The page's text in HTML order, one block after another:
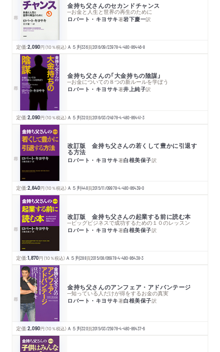
金持ち父さんのセカンドチャンス
─お金と人生と世界の再生のために
ロバート・キヨサキ著岩下慶一訳
定価:2,090円 （10％税込） Ａ５判336頁2016/09/23978-4-480-86446-8
金持ち父さんの「大金持ちの陰謀」
─お金についての８つの新ルールを学ぼう
ロバート・キヨサキ著井上純子訳
定価:2,090円 （10％税込） Ａ５判320頁2016/03/24978-4-480-86441-3
改訂版 金持ち父さんの若くして豊かに引退す
る方法
ロバート・キヨサキ著白根美保子訳
定価:2,640円 （10％税込） Ａ５判448頁2015/11/09978-4-480-86439-0
改訂版 金持ち父さんの起業する前に読む本
─ビッグビジネスで成功するための１０のレッスン
ロバート・キヨサキ著白根美保子訳
定価:1,870円 （10％税込） Ａ５判288頁2015/08/06978-4-480-86438-3
金持ち父さんのアンフェア・アドバンテージ
─知っている人だけが得をするお金の真実
ロバート・キヨサキ著白根美保子訳
定価:2,090円 （10％税込） Ａ５判320頁2015/03/25978-4-480-86437-6